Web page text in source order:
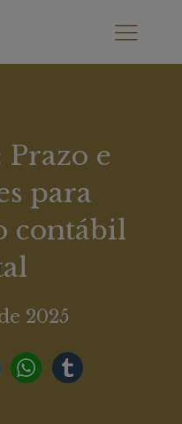
Prazo e
para
contábil
2025